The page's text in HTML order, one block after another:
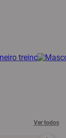
Ver todos